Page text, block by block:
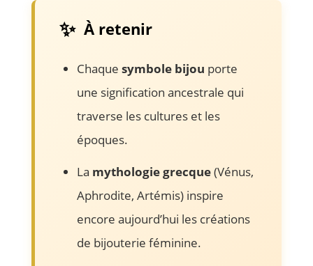
✨ À retenir
Chaque symbole bijou porte
une signification ancestrale qui
traverse les cultures et les
époques.
La mythologie grecque(Vénus,
Aphrodite, Artémis) inspire
encore aujourd’hui les créations
de bijouterie féminine.